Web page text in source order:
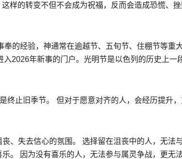
样的转变不但不会成为祝福，反而会造成恐慌、
奉的经验，神通常在逾越节、五旬节、住棚节等重
2026年新事的门户。光明节是以色列的历史上一
终止旧季节。
但对于愿意对齐的人，会经历提升
、失去信心的氛围。 选择留在沮丧中的人，无法
。 因为没有喜乐的人，无法参与属灵争战，更无